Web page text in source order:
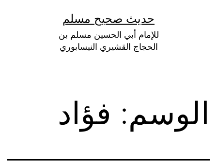
حديث صحيح مسلم
للإمام أبي الحسين مسلم بن
الحجاج القشيري النيسابوري
الوسم: فؤاد